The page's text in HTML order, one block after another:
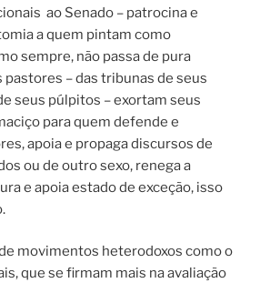
ao Senado – patrocina e
a quem pintam como
sempre, não passa de pura
pastores – das tribunas de seus
seus púlpitos – exortam seus
para quem defende e
apoia e propaga discursos de
ou de outro sexo, renega a
e apoia estado de exceção, isso
movimentos heterodoxos como o
que se firmam mais na avaliação